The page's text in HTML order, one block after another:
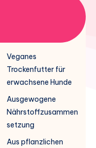
Veganes
Trockenfutter für
erwachsene Hunde
Ausgewogene
Nährstoffzusammen
setzung
Aus pflanzlichen